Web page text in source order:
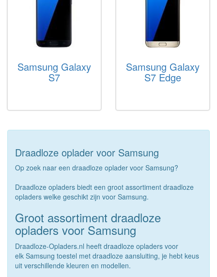
Samsung Galaxy
S7
Samsung Galaxy
S7 Edge
Draadloze oplader voor Samsung
Op zoek naar een draadloze oplader voor Samsung?
Draadloze opladers biedt een groot assortiment draadloze
opladers welke geschikt zijn voor Samsung.
Groot assortiment draadloze
opladers voor Samsung
Draadloze-Opladers.nl heeft draadloze opladers voor
elk Samsung toestel met draadloze aansluiting, je hebt keus
uit verschillende kleuren en modellen.